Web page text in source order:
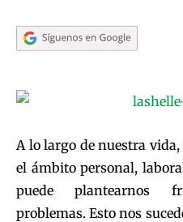
A lo largo de nuestra
el ámbito personal,
puede plantearnos
problemas. Esto nos